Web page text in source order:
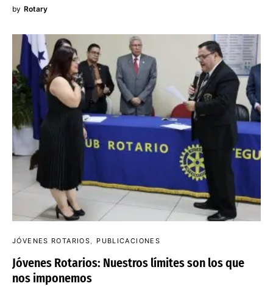
by Rotary
JÓVENES ROTARIOS PUBLICACIONES
Jóvenes Rotarios: Nuestros límites son los que
nos imponemos